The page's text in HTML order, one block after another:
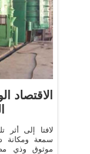
الاقتصاد
لافتا إلى أثر
سمعة ومكانة
موثوق وذي